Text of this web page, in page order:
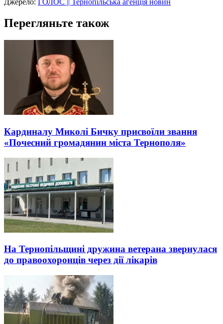
Джерело: ГОЛОС || Тернопільська агенція новин
Перегляньте також
Кардиналу Миколі Бичку присвоїли звання
«Почесний громадянин міста Тернополя»
На Тернопільщині дружина ветерана звернулася
до правоохоронців через дії лікарів